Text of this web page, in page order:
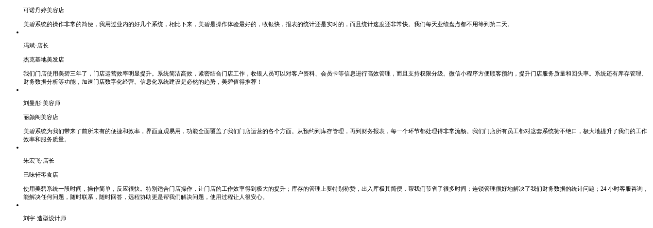
可诺丹婷美容店
美碧系统的操作非常的简便，我用过业内的好几个系统，相比下来，美碧是操作体验最好的，收银快，报表的统计还是实时的，而且统计速度还非常快。我们每天业绩盘点都不用等到第二天。
冯斌·店长
杰克基地美发店
我们门店使用美碧三年了，门店运营效率明显提升。系统简洁高效，紧密结合门店工作，收银人员可以对客户资料、会员卡等信息进行高效管理，而且支持权限分级。微信小程序方便顾客预约，提升门店服务质量和回头率。系统还有库存管理、
财务数据分析等功能，加速门店数字化经营。信息化系统建设是必然的趋势，美碧值得推荐！
刘曼彤·美容师
丽颜阁美容店
美碧系统为我们带来了前所未有的便捷和效率，界面直观易用，功能全面覆盖了我们门店运营的各个方面。从预约到库存管理，再到财务报表，每一个环节都处理得非常流畅。我们门店所有员工都对这套系统赞不绝口，极大地提升了我们的工作
效率和服务质量。
朱宏飞·店长
巴味轩零食店
使用美碧系统一段时间，操作简单，反应很快。特别适合门店操作，让门店的工作效率得到极大的提升；库存的管理上要特别称赞，出入库极其简便，帮我们节省了很多时间；连锁管理很好地解决了我们财务数据的统计问题；24 小时客服咨询，
能解决任何问题，随时联系，随时回答，远程协助更是帮我们解决问题，使用过程让人很安心。
刘宇·造型设计师